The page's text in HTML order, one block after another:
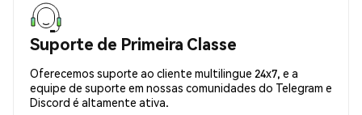
Suporte de Primeira Classe
Oferecemos suporte ao cliente multilingue 24x7, e a
equipe de suporte em nossas comunidades do Telegram e
Discord é altamente ativa.